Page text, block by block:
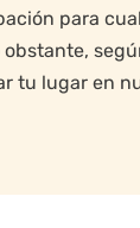
para
tu lugar en